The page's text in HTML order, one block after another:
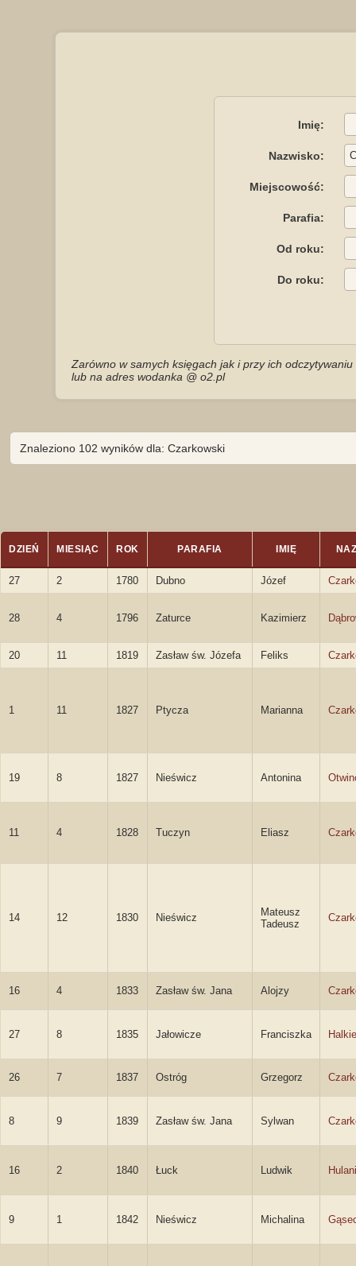
Imię:
Nazwisko:
Miejscowość:
Parafia:
Od roku:
Do roku:
Zarówno w samych księgach jak i przy ich
lub na adres wodanka @ o2.pl
Znaleziono 102 wyników dla: Czarkowski
DZIEŃ MIESIĄC ROK PARAFIA IMIĘ
27 2 1780 Dubno Józef
28 4 1796 Zaturce Kazimierz
20 11 1819 Zasław św. Józefa Feliks
1 11 1827 Ptycza Marianna
19 8 1827 Nieświcz Antonina
11 4 1828 Tuczyn Eliasz
14 12 1830 Nieświcz
Mateusz
Tadeusz
16 4 1833 Zasław św. Jana Alojzy
27 8 1835 Jałowicze Franciszka
26 7 1837 Ostróg Grzegorz
8 9 1839 Zasław św. Jana Sylwan
16 2 1840 Łuck Ludwik
9 1 1842 Nieświcz Michalina